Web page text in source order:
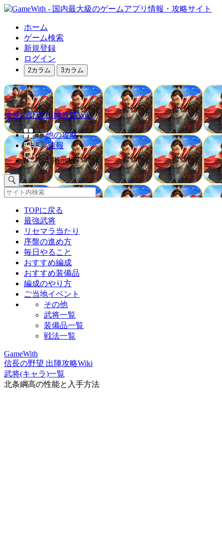
ホーム
ゲーム検索
新規登録
ログイン
2カラム 3カラム
信長の野望 出陣攻略Wiki
他の攻略
速報
掲示板
TOPに戻る
最強武将
リセマラ当たり
序盤の進め方
毎日やること
おすすめ編成
おすすめ装備品
編成のやり方
ご当地イベント
その他
武将一覧
装備品一覧
戦法一覧
GameWith
信長の野望 出陣攻略Wiki
武将(キャラ)一覧
北条綱高の性能と入手方法